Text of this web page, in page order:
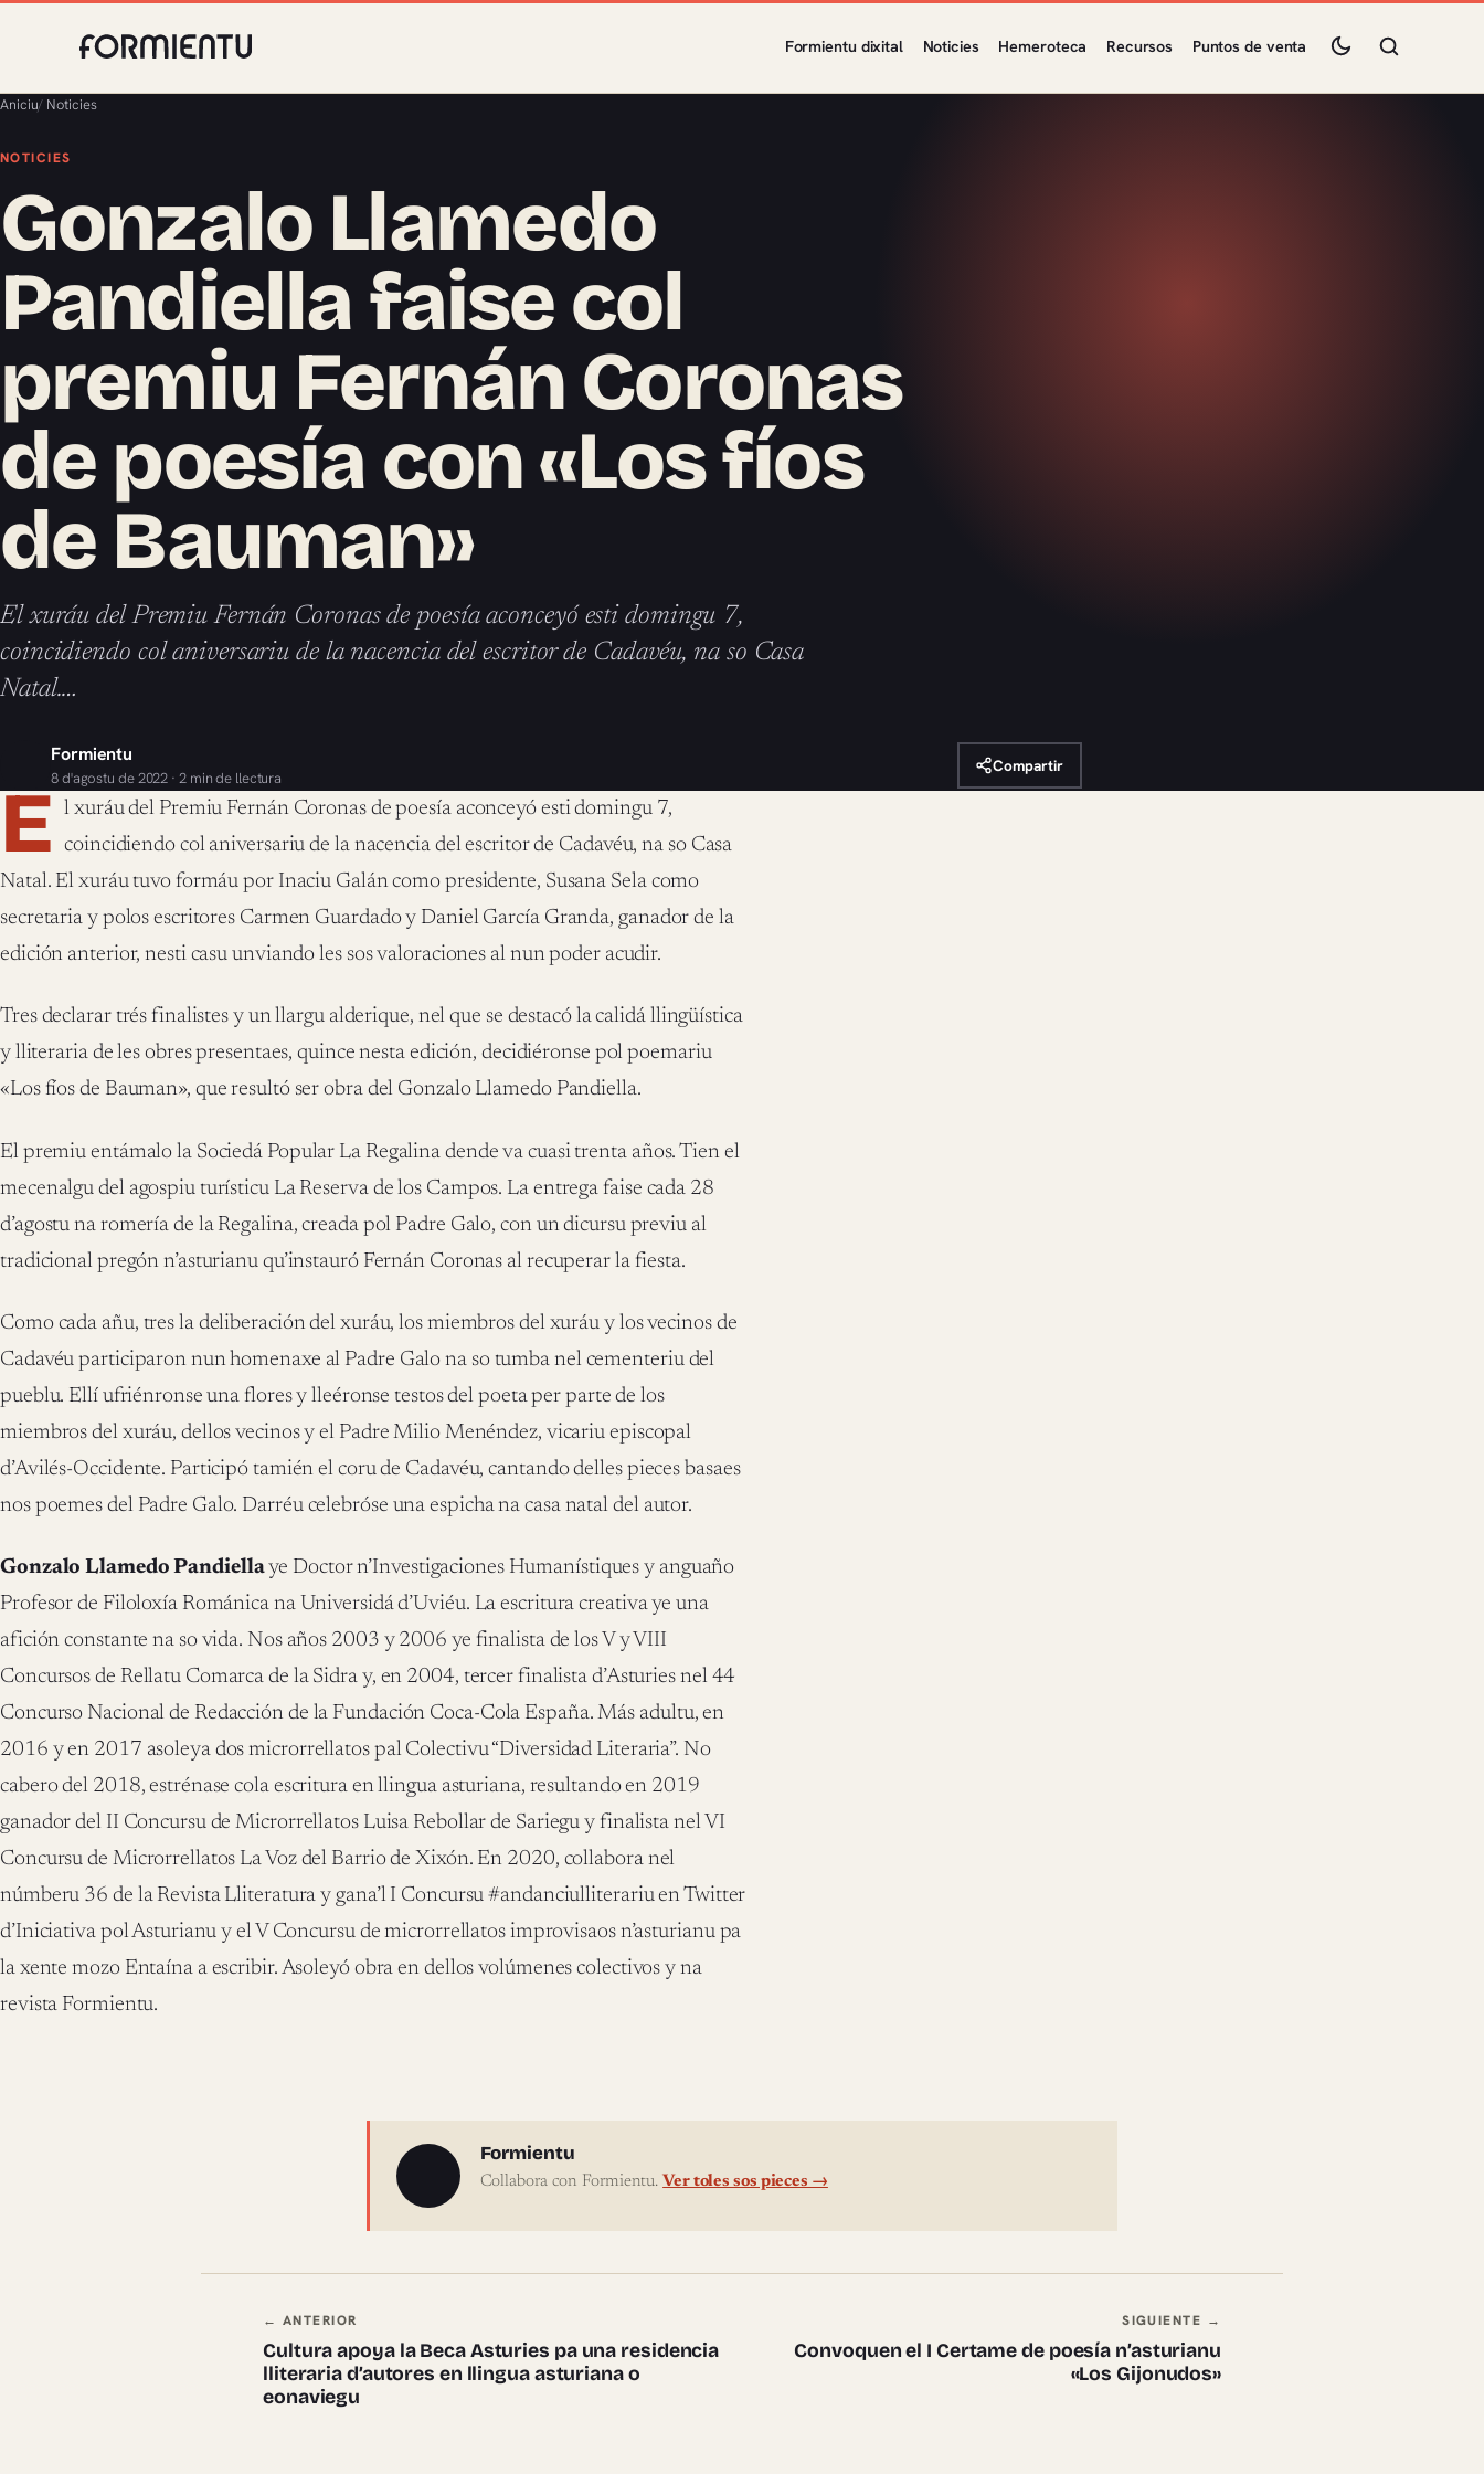
Formientu dixital Noticies Hemeroteca Recursos Puntos de venta
Aniciu/ Noticies
NOTICIES
Gonzalo Llamedo
Pandiella faise col
premiu Fernán Coronas
de poesía con «Los fíos
de Bauman»
El xuráu del Premiu Fernán Coronas de poesía aconceyó esti domingu 7,
coincidiendo col aniversariu de la nacencia del escritor de Cadavéu, na so Casa
Natal.…
Formientu
8 d'agostu de 2022 · 2 min de llectura
Compartir
E l xuráu del Premiu Fernán Coronas de poesía aconceyó esti domingu 7,
coincidiendo col aniversariu de la nacencia del escritor de Cadavéu, na so Casa
Natal. El xuráu tuvo formáu por Inaciu Galán como presidente, Susana Sela como
secretaria y polos escritores Carmen Guardado y Daniel García Granda, ganador de la
edición anterior, nesti casu unviando les sos valoraciones al nun poder acudir.
Tres declarar trés finalistes y un llargu alderique, nel que se destacó la calidá llingüística
y lliteraria de les obres presentaes, quince nesta edición, decidiéronse pol poemariu
«Los fíos de Bauman», que resultó ser obra del Gonzalo Llamedo Pandiella.
El premiu entámalo la Sociedá Popular La Regalina dende va cuasi trenta años. Tien el
mecenalgu del agospiu turísticu La Reserva de los Campos. La entrega faise cada 28
d’agostu na romería de la Regalina, creada pol Padre Galo, con un dicursu previu al
tradicional pregón n’asturianu qu’instauró Fernán Coronas al recuperar la fiesta.
Como cada añu, tres la deliberación del xuráu, los miembros del xuráu y los vecinos de
Cadavéu participaron nun homenaxe al Padre Galo na so tumba nel cementeriu del
pueblu. Ellí ufriénronse una flores y lleéronse testos del poeta per parte de los
miembros del xuráu, dellos vecinos y el Padre Milio Menéndez, vicariu episcopal
d’Avilés-Occidente. Participó tamién el coru de Cadavéu, cantando delles pieces basaes
nos poemes del Padre Galo. Darréu celebróse una espicha na casa natal del autor.
Gonzalo Llamedo Pandiellaye Doctor n’Investigaciones Humanístiques y anguaño
Profesor de Filoloxía Románica na Universidá d’Uviéu. La escritura creativa ye una
afición constante na so vida. Nos años 2003 y 2006 ye finalista de los V y VIII
Concursos de Rellatu Comarca de la Sidra y, en 2004, tercer finalista d’Asturies nel 44
Concurso Nacional de Redacción de la Fundación Coca-Cola España. Más adultu, en
2016 y en 2017 asoleya dos microrrellatos pal Colectivu “Diversidad Literaria”. No
cabero del 2018, estrénase cola escritura en llingua asturiana, resultando en 2019
ganador del II Concursu de Microrrellatos Luisa Rebollar de Sariegu y finalista nel VI
Concursu de Microrrellatos La Voz del Barrio de Xixón. En 2020, collabora nel
númberu 36 de la Revista Lliteratura y gana’l I Concursu #andanciulliterariu en Twitter
d’Iniciativa pol Asturianu y el V Concursu de microrrellatos improvisaos n’asturianu pa
la xente mozo Entaína a escribir. Asoleyó obra en dellos volúmenes colectivos y na
revista Formientu.
Sobre l'autor
Formientu
Collabora con Formientu.Ver toles sos pieces →
Navegación ente pieces
← ANTERIOR
Cultura apoya la Beca Asturies pa una residencia
lliteraria d’autores en llingua asturiana o
eonaviegu
SIGUIENTE →
Convoquen el I Certame de poesía n’asturianu
«Los Gijonudos»